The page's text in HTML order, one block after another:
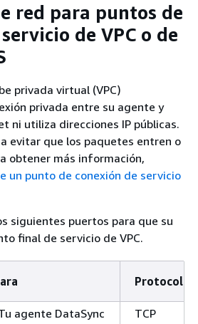
red para puntos de
de VPC o de
privada virtual (VPC)
privada entre su agente y
ni utiliza direcciones IP públicas.
evitar que los paquetes entren o
obtener más información,
un punto de conexión de servicio
siguientes puertos para que su
final de servicio de VPC.
Protocolo
agente DataSync TCP